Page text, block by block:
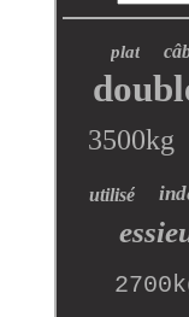
plat
3500kg
utilisé